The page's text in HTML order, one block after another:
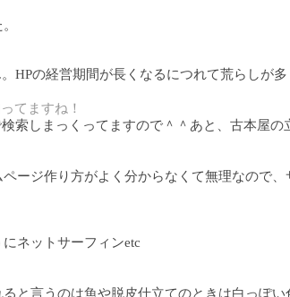
HPの経営期間が長くなるにつれて荒らしが
てますね！
索しまっくってますので＾＾あと、古本屋
ージ作り方がよく分からなくて無理なので
ネットサーフィンetc
と言うのは魚や脱皮仕立てのときは白っぽ